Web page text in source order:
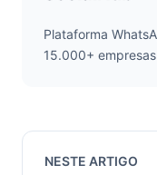
Plataforma
15.000+
NESTE ARTIGO